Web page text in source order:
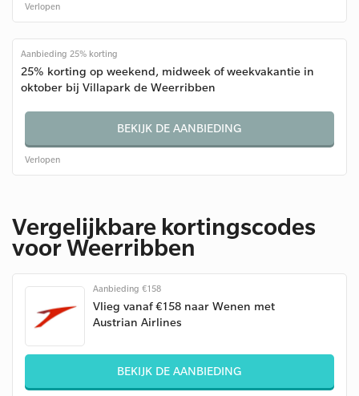
Verlopen
Aanbieding 25% korting
25% korting op weekend, midweek of weekvakantie in
oktober bij Villapark de Weerribben
BEKIJK DE AANBIEDING
Verlopen
Vergelijkbare kortingscodes
voor Weerribben
Aanbieding €158
Vlieg vanaf €158 naar Wenen met
Austrian Airlines
BEKIJK DE AANBIEDING